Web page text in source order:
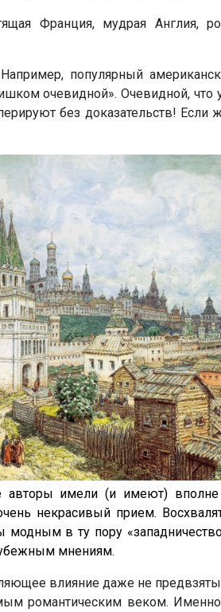
Франция, мудрая Англия,
популярный
очевидной». Очевидной, что
без доказательств!
авторы имели (и имеют)
некрасивый прием.
в ту пору
мнениям.
влияние даже не
романтическим веком. Именно